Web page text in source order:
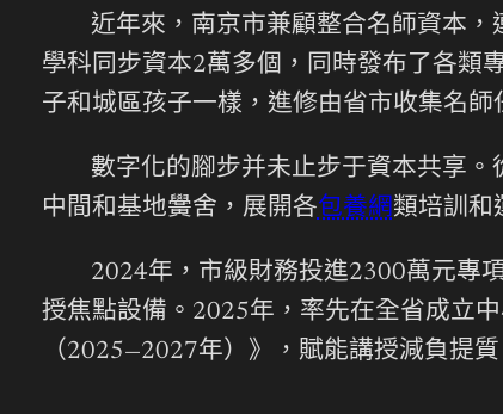
近年來，南京市兼顧整合名師資本，
學科同步資本2萬多個，同時發布了各類
子和城區孩子一樣，進修由省市收集名師
數字化的腳步并未止步于資本共享。
中間和基地黌舍，展開各包養網類培訓和
2024年，市級財務投進2300萬元專
授焦點設備。2025年，率先在全省成立
（2025—2027年）》，賦能講授減負提